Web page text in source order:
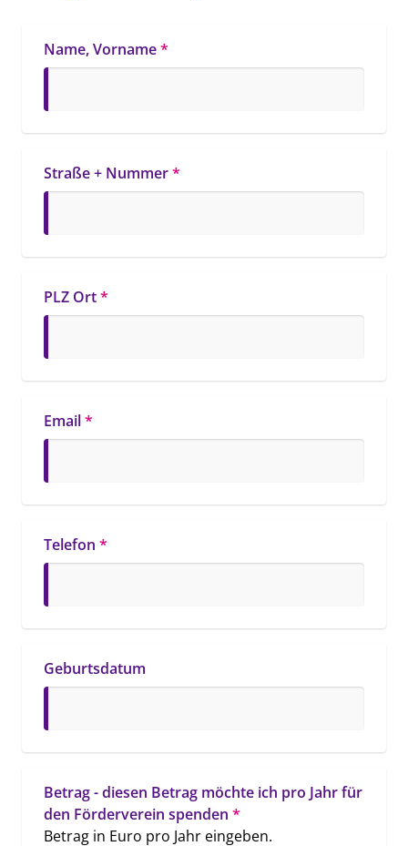
Name, Vorname*
Straße + Nummer*
PLZ Ort*
Email*
Telefon *
Geburtsdatum
Betrag - diesen Betrag möchte ich pro Jahr für
den Förderverein spenden *
Betrag in Euro pro Jahr eingeben.